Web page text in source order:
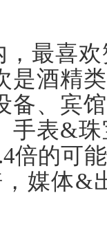
，最喜
是酒精
备、宾
手表&
倍的可
媒体&